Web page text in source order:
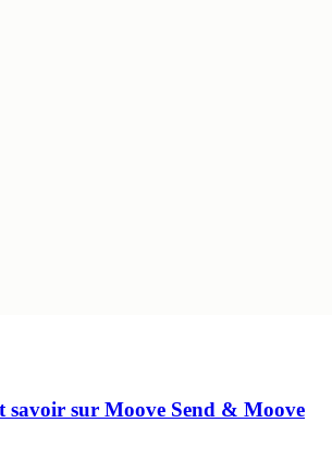
savoir sur Moove Send & Moove